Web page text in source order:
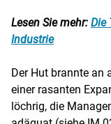
Lesen Sie mehr: Die
Industrie
Der Hut brannte an
einer rasanten
löchrig, die